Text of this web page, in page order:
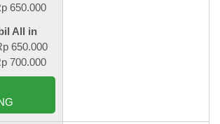
650.000
All in
650.000
700.000